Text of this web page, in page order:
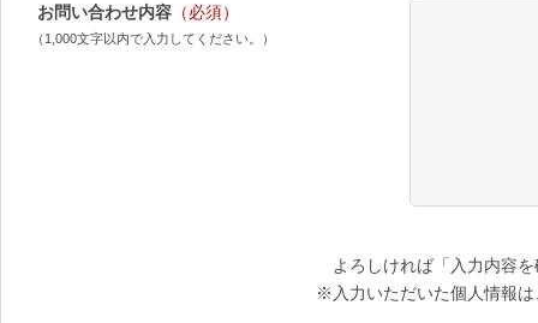
お問い合わせ内容 （必須）
（1,000文字以内で入力してください。）
よろしければ「入力内容
※入力いただいた個人情報